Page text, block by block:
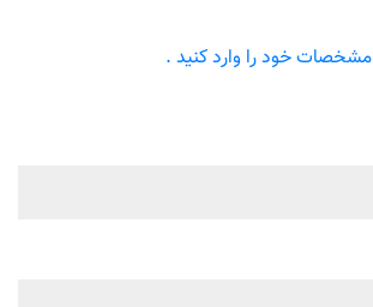
مشخصات خود را وارد کنید .